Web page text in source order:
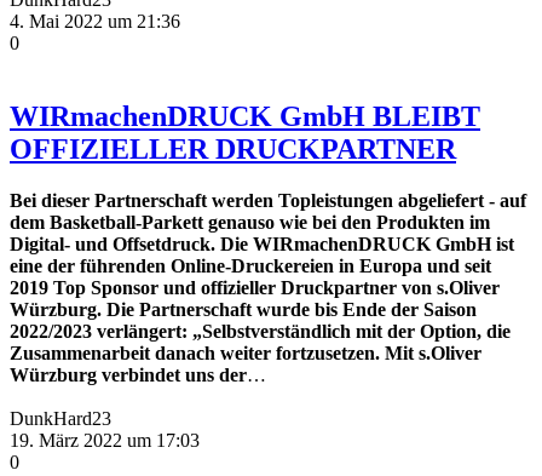
4. Mai 2022 um 21:36
0
WIRmachenDRUCK GmbH BLEIBT
OFFIZIELLER DRUCKPARTNER
Bei dieser Partnerschaft werden Topleistungen abgeliefert - auf
dem Basketball-Parkett genauso wie bei den Produkten im
Digital- und Offsetdruck. Die WIRmachenDRUCK GmbH ist
eine der führenden Online-Druckereien in Europa und seit
2019 Top Sponsor und offizieller Druckpartner von s.Oliver
Würzburg. Die Partnerschaft wurde bis Ende der Saison
2022/2023 verlängert: „Selbstverständlich mit der Option, die
Zusammenarbeit danach weiter fortzusetzen. Mit s.Oliver
Würzburg verbindet uns der…
DunkHard23
19. März 2022 um 17:03
0